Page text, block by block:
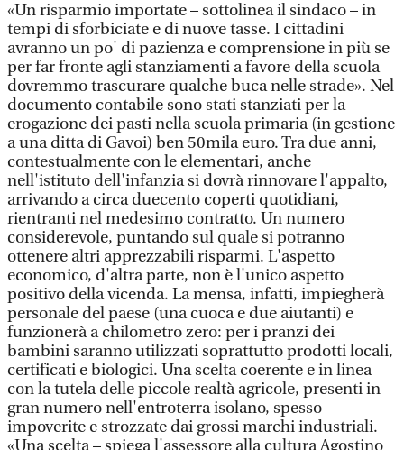
«Un risparmio importate – sottolinea il sindaco – in
tempi di sforbiciate e di nuove tasse. I cittadini
avranno un po' di pazienza e comprensione in più se
per far fronte agli stanziamenti a favore della scuola
dovremmo trascurare qualche buca nelle strade». Nel
documento contabile sono stati stanziati per la
erogazione dei pasti nella scuola primaria (in gestione
a una ditta di Gavoi) ben 50mila euro. Tra due anni,
contestualmente con le elementari, anche
nell'istituto dell'infanzia si dovrà rinnovare l'appalto,
arrivando a circa duecento coperti quotidiani,
rientranti nel medesimo contratto. Un numero
considerevole, puntando sul quale si potranno
ottenere altri apprezzabili risparmi. L'aspetto
economico, d'altra parte, non è l'unico aspetto
positivo della vicenda. La mensa, infatti, impiegherà
personale del paese (una cuoca e due aiutanti) e
funzionerà a chilometro zero: per i pranzi dei
bambini saranno utilizzati soprattutto prodotti locali,
certificati e biologici. Una scelta coerente e in linea
con la tutela delle piccole realtà agricole, presenti in
gran numero nell'entroterra isolano, spesso
impoverite e strozzate dai grossi marchi industriali.
«Una scelta – spiega l'assessore alla cultura Agostino